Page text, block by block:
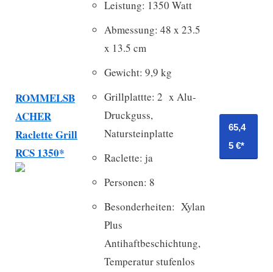
ROMMELSB
ACHER
Raclette Grill
RCS 1350*
Leistung: 1350 Watt
Abmessung: 48 x 23.5
x 13.5 cm
Gewicht: 9,9 kg
Grillplattte: 2 x Alu-
Druckguss,
Natursteinplatte
Raclette: ja
Personen: 8
Besonderheiten: Xylan
Plus
Antihaftbeschichtung,
Temperatur stufenlos
65,4
5 €*